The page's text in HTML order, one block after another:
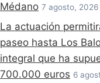
Médano 7 agosto, 2026
La actuación
paseo hasta Los
integral que ha
700.000 euros 6